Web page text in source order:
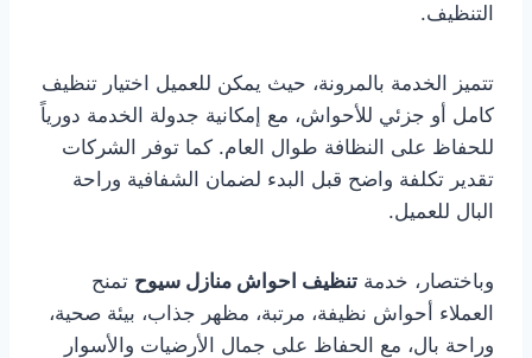
التنظيف.
تتميز الخدمة بالمرونة، حيث يمكن للعميل اختيار تنظيف
كامل أو جزئي للأحواش، مع إمكانية جدولة الخدمة دورياً
للحفاظ على النظافة طوال العام. كما توفر الشركات
تقدير تكلفة واضح قبل البدء لضمان الشفافية وراحة
البال للعميل.
وباختصار، خدمة تنظيف احواش منازل سيوح تمنح
العملاء أحواش نظيفة، مرتبة، مظهر جذاب، بيئة صحية،
وراحة بال، مع الحفاظ على جمال الأرضيات والأسوار